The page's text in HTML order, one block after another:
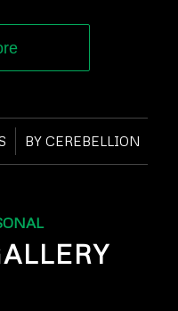
BYCEREBELLION